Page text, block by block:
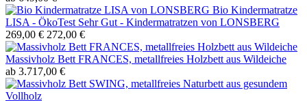
Bio Kindermatratze
LISA - ÖkoTest Sehr Gut - Kindermatratzen von LONSBERG
269,00 € 272,00 €
Massivholz Bett FRANCES, metallfreies Holzbett aus Wildeiche
ab 3.717,00 €